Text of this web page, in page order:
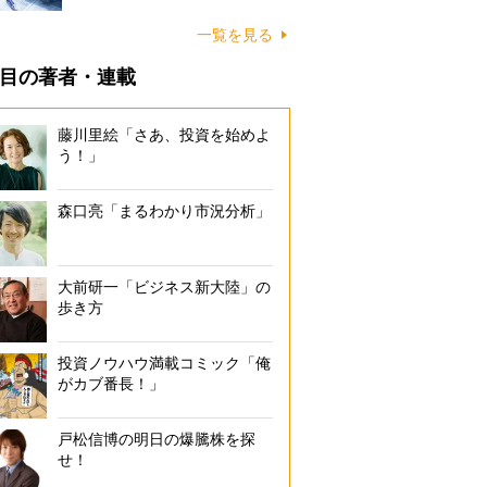
一覧を見る
の著者・連載
藤川里絵「さあ、投資を始めよ
う！」
森口亮「まるわかり市況分析」
大前研一「ビジネス新大陸」の
歩き方
投資ノウハウ満載コミック「俺
がカブ番長！」
戸松信博の明日の爆騰株を探
せ！